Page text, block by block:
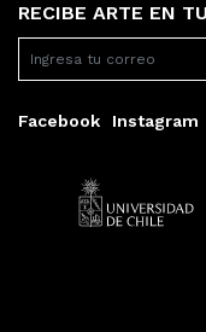
RECIBE ARTE EN
Facebook Instagram